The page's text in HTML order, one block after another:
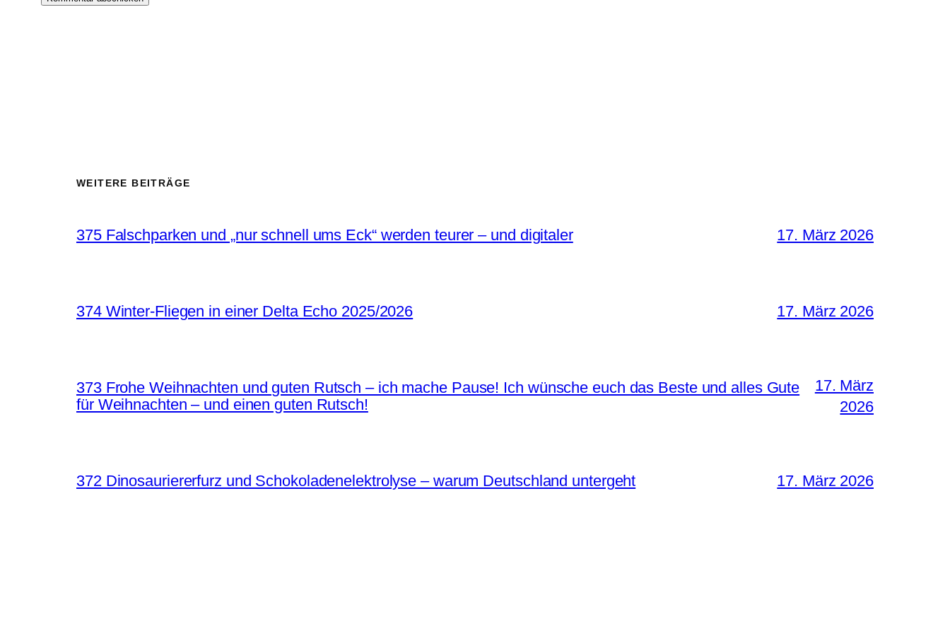
WEITERE BEITRÄGE
375 Falschparken und „nur schnell ums Eck“ werden teurer – und digitaler 17. März 2026
374 Winter-Fliegen in einer Delta Echo 2025/2026 17. März 2026
373 Frohe Weihnachten und guten Rutsch – ich mache Pause! Ich wünsche euch das Beste und alles Gute
für Weihnachten – und einen guten Rutsch!
17. März
2026
372 Dinosauriererfurz und Schokoladenelektrolyse – warum Deutschland untergeht 17. März 2026